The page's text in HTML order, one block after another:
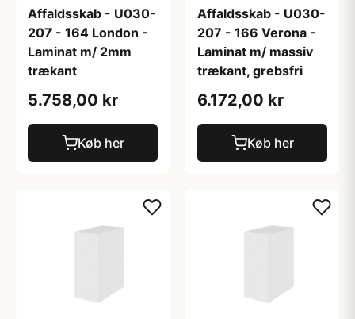
Affaldsskab - U030-
207 - 164 London -
Laminat m/ 2mm
trækant
5.758,00 kr
Køb her
Affaldsskab - U030-
207 - 166 Verona -
Laminat m/ massiv
trækant, grebsfri
6.172,00 kr
Køb her